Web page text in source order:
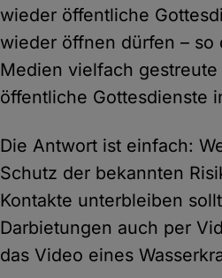
wieder öffentliche
wieder öffnen dürfen –
Medien vielfach
öffentliche Gottesdienste
Die Antwort ist einfach:
Schutz der bekannten
Kontakte unterbleiben
Darbietungen auch per
das Video eines